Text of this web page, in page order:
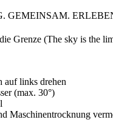
GEMEINSAM.
Grenze (The sky is the
auf links drehen
(max. 30°)
Maschinentrocknung